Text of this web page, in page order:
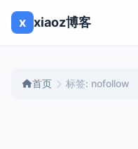
x xiaoz博客
首页 标签: nofollow